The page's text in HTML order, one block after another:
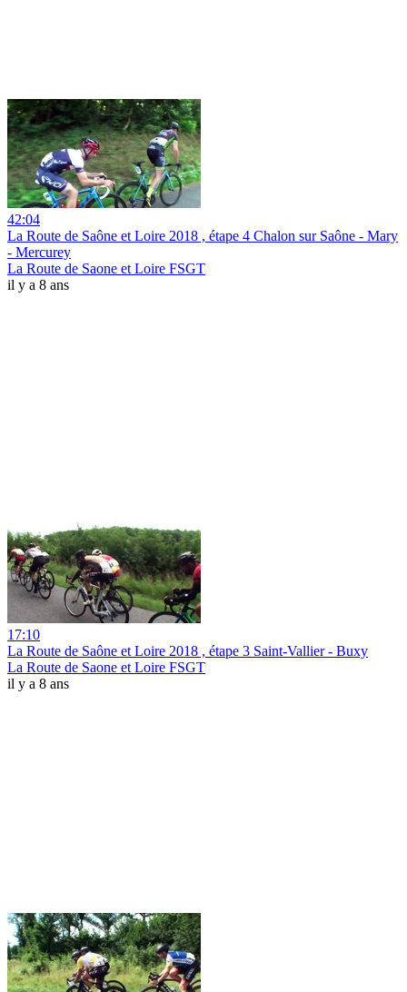
42:04
La Route de Saône et Loire 2018 , étape 4 Chalon sur Saône - Mary
- Mercurey
La Route de Saone et Loire FSGT
il y a 8 ans
17:10
La Route de Saône et Loire 2018 , étape 3 Saint-Vallier - Buxy
La Route de Saone et Loire FSGT
il y a 8 ans